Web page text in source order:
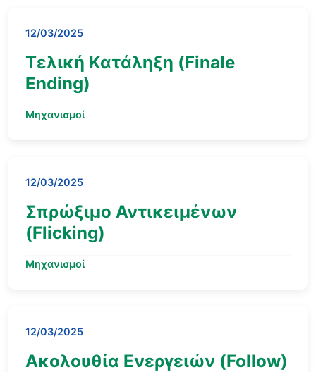
12/03/2025
Τελική Κατάληξη (Finale
Ending)
Μηχανισμοί
12/03/2025
Σπρώξιμο Αντικειμένων
(Flicking)
Μηχανισμοί
12/03/2025
Ακολουθία Ενεργειών (Follow)